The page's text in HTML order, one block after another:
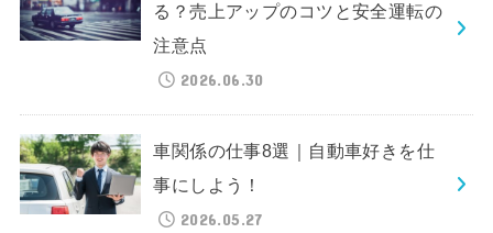
る？売上アップのコツと安全運転の
注意点
2026.06.30
車関係の仕事8選｜自動車好きを仕
事にしよう！
2026.05.27